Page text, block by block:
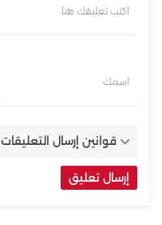
اكتب تعليقك هنا
اسمك
قوانين إرسال التعليقات